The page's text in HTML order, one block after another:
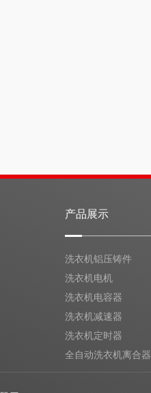
产品展示
洗衣机铝压铸件
洗衣机电机
洗衣机电容器
洗衣机减速器
洗衣机定时器
全自动洗衣机离合器